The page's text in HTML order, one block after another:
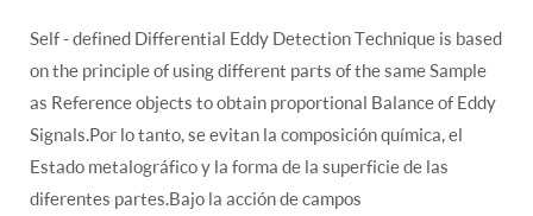
Self - defined Differential Eddy Detection Technique is based
on the principle of using different parts of the same Sample
as Reference objects to obtain proportional Balance of Eddy
Signals.Por lo tanto, se evitan la composición química, el
Estado metalográfico y la forma de la superficie de las
diferentes partes.Bajo la acción de campos